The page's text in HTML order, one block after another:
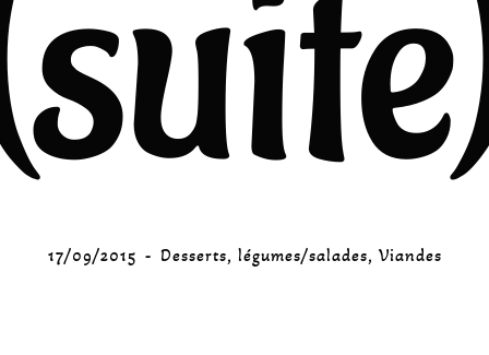
17/09/2015 Desserts, légumes/salades, Viandes